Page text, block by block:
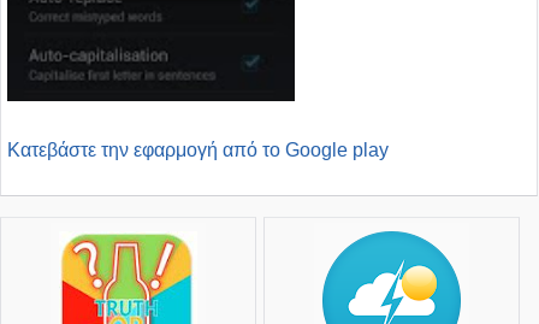
Kατεβάστε την εφαρμογή από το Google play